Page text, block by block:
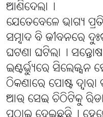
ଆଣିଦେଲା୤
ଯେତେବେଳେ ଭାଗ୍ୟ
ସମ୍ବାଦ ବି ଜୀବନରେ
ଘଟଣା ଘଟିଲା୤
ଇଣ୍ଟର୍ଭ୍ୟୁରେ ସିଲେକ୍ସନ
ଠିକଣାରେ ପୋଷ୍ଟ
ଆଉ ସେଇ ଚିଠିଟିକୁ